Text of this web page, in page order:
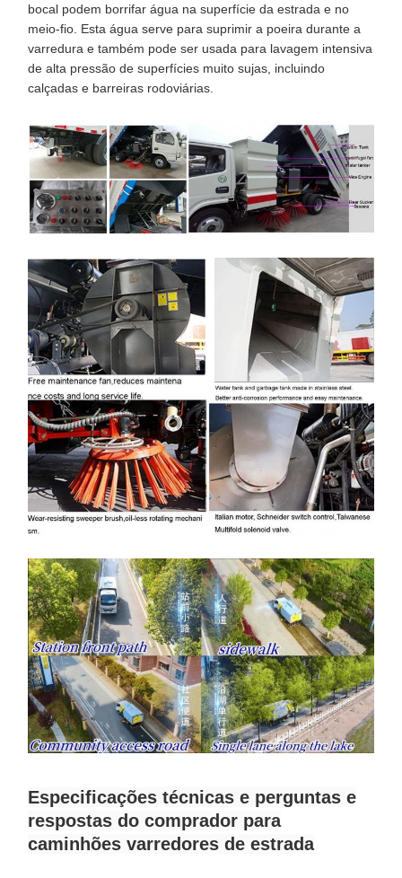
bocal podem borrifar água na superfície da estrada e no
meio-fio. Esta água serve para suprimir a poeira durante a
varredura e também pode ser usada para lavagem intensiva
de alta pressão de superfícies muito sujas, incluindo
calçadas e barreiras rodoviárias.
Especificações técnicas e perguntas e
respostas do comprador para
caminhões varredores de estrada